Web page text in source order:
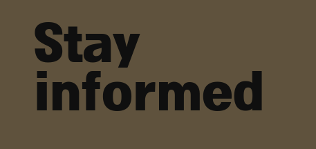
Stay
informed